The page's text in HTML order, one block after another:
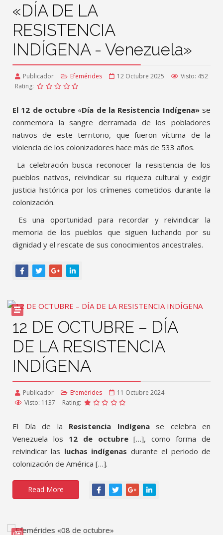
«DÍA DE LA
RESISTENCIA
INDÍGENA - Venezuela»
Publicador Efemérides 12 Octubre 2025
Visto: 452
Rating:
El 12 de octubre «Día de la Resistencia Indígena»se
conmemora la sangre derramada de los pobladores
nativos de este territorio, que fueron víctima de la
violencia de los colonizadores hace más de 533 años.
La celebración busca reconocer la resistencia de los
pueblos nativos, reivindicar su riqueza cultural y exigir
justicia histórica por los crímenes cometidos durante la
colonización.
Es una oportunidad para recordar y reivindicar la
memoria de los pueblos que siguen luchando por su
dignidad y el rescate de sus conocimientos ancestrales.
12 DE OCTUBRE – DÍA
DE LA RESISTENCIA
INDÍGENA
Publicador Efemérides
11 Octubre 2024
Visto: 1137
Rating:
El Día de la Resistencia Indígenase celebra en
Venezuela los 12 de octubre[…], como forma de
reivindicar las luchas indígenas durante el periodo de
colonización de América […].
Read More